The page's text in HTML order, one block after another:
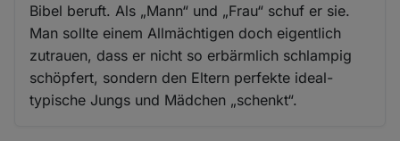
Bibel beruft. Als „Mann“ und „Frau“ schuf er sie.
Man sollte einem Allmächtigen doch eigentlich
zutrauen, dass er nicht so erbärmlich schlampig
schöpfert, sondern den Eltern perfekte ideal-
typische Jungs und Mädchen „schenkt“.